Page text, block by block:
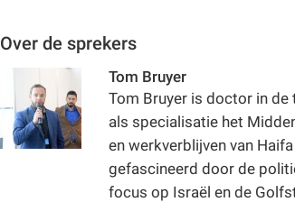
Over de sprekers
Tom Bruyer
Tom Bruyer is doctor in
als specialisatie het
en werkverblijven van
gefascineerd door de
focus op Israël en de